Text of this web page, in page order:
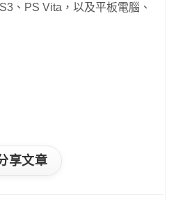
、PS Vita，以及平板電腦、
享文章